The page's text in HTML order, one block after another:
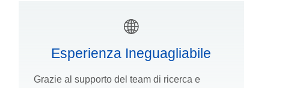
Esperienza Ineguagliabile
Grazie al supporto del team di ricerca e